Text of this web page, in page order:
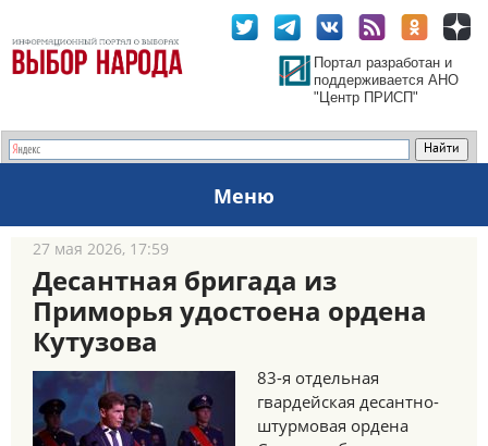
Портал разработан и
поддерживается АНО
"Центр ПРИСП"
Меню
27 мая 2026, 17:59
Десантная бригада из
Приморья удостоена ордена
Кутузова
83-я отдельная
гвардейская десантно-
штурмовая ордена